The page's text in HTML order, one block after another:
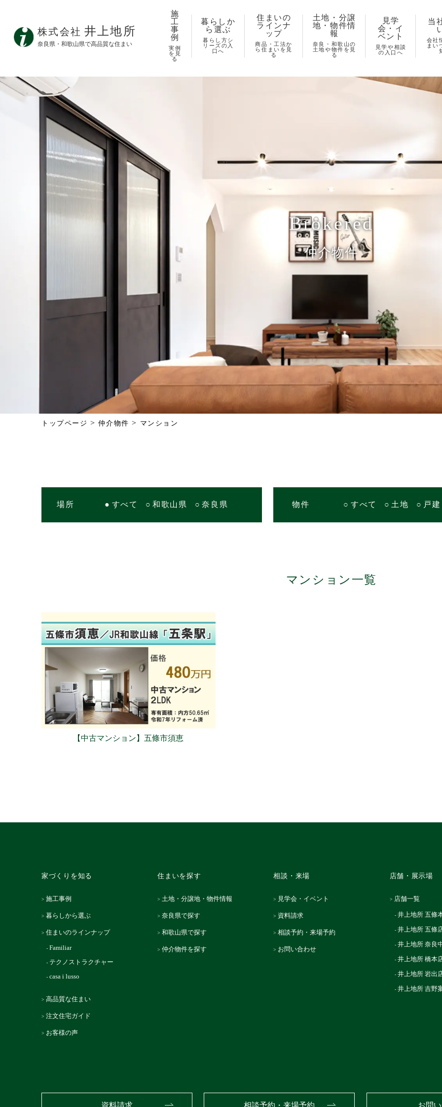
株式会社 井上地所
奈良県・和歌山県で高品質な住まい
施
工
事
例
実例
を見
る
暮らしか
ら選ぶ
暮らし方シ
リーズの入
口へ
住まいの
ラインナ
ップ
商品・工法か
ら住まいを見
る
土地・分譲
地・物件情
報
奈良・和歌山の
土地や物件を見
る
見学
会・イ
ベント
見学や相談
の入口へ
当
会社
まい
Brokered
仲介物件
トップページ >仲介物件 > マンション
場所 すべて 和歌山県 奈良県 物件 すべて 土地 戸建
マンション一覧
【中古マンション】五條市須恵
家づくりを知る
施工事例
暮らしから選ぶ
住まいのラインナップ
Familiar
テクノストラクチャー
casa i lusso
高品質な住まい
注文住宅ガイド
お客様の声
住まいを探す
土地・分譲地・物件情報
奈良県で探す
和歌山県で探す
仲介物件を探す
相談・来場
見学会・イベント
資料請求
相談予約・来場予約
お問い合わせ
店舗・展示場
店舗一覧
井上地所 五條
井上地所 五條
井上地所 奈良
井上地所 橋本
井上地所 岩出
井上地所 吉野
資料請求 相談予約・来場予約 お問